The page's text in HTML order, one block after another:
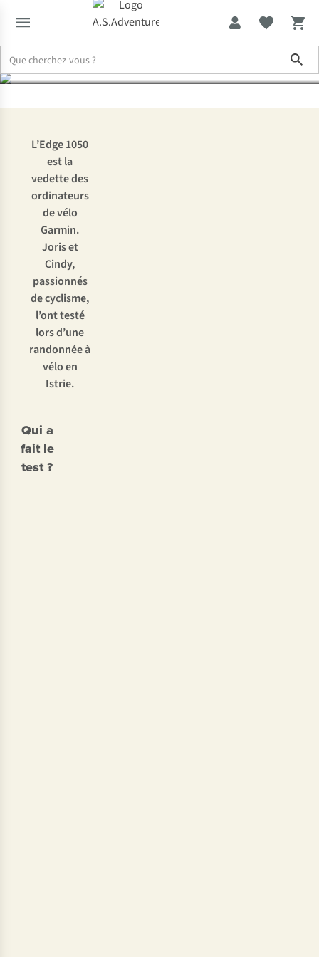
Garmin Edge 1050
L’Edge 1050
est la
vedette des
ordinateurs
de vélo
Garmin.
Joris et
Cindy,
passionnés
de cyclisme,
l’ont testé
lors d’une
randonnée à
vélo en
Istrie.
Qui a
fait le
test ?